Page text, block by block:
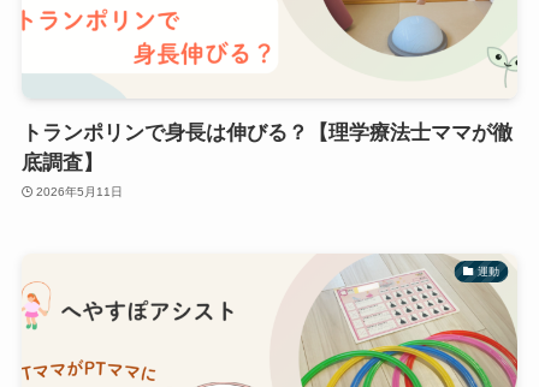
トランポリンで身長は伸びる？【理学療法士ママが徹
底調査】
2026年5月11日
運動